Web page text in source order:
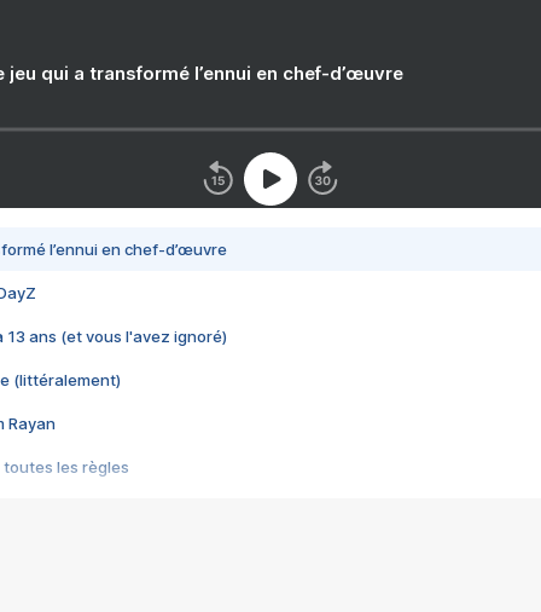
jeu qui a transformé l’ennui en chef-d’œuvre
l’ennui en chef-d’œuvre
13 ans (et vous l'avez ignoré)
(littéralement)
Rayan
toutes les règles